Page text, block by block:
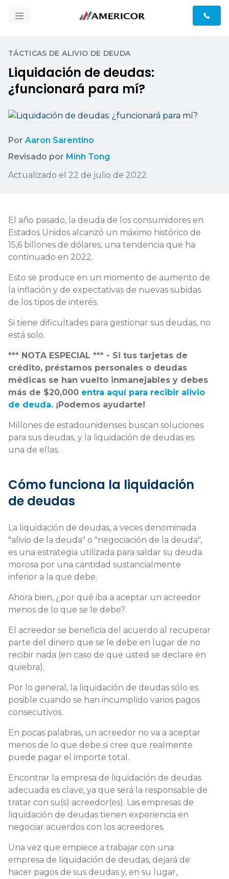
TÁCTICAS DE ALIVIO DE DEUDA
Liquidación de deudas:
¿funcionará para mí?
Por Aaron Sarentino
Revisado por Minh Tong
Actualizado el 22 de julio de 2022
El año pasado, la deuda de los consumidores en
Estados Unidos alcanzó un máximo histórico de
15,6 billones de dólares, una tendencia que ha
continuado en 2022.
Esto se produce en un momento de aumento de
la inflación y de expectativas de nuevas subidas
de los tipos de interés.
Si tiene dificultades para gestionar sus deudas, no
está solo.
*** NOTA ESPECIAL *** - Si tus tarjetas de
crédito, préstamos personales o deudas
médicas se han vuelto inmanejables y debes
más de $20,000 entra aquí para recibir alivio
de deuda. ¡Podemos ayudarte!
Millones de estadounidenses buscan soluciones
para sus deudas, y la liquidación de deudas es
una de ellas.
Cómo funciona la liquidación
de deudas
La liquidación de deudas, a veces denominada
"alivio de la deuda" o "negociación de la deuda",
es una estrategia utilizada para saldar su deuda
morosa por una cantidad sustancialmente
inferior a la que debe.
Ahora bien, ¿por qué iba a aceptar un acreedor
menos de lo que se le debe?
El acreedor se beneficia del acuerdo al recuperar
parte del dinero que se le debe en lugar de no
recibir nada (en caso de que usted se declare en
quiebra).
Por lo general, la liquidación de deudas sólo es
posible cuando se han incumplido varios pagos
consecutivos.
En pocas palabras, un acreedor no va a aceptar
menos de lo que debe si cree que realmente
puede pagar el importe total.
Encontrar la empresa de liquidación de deudas
adecuada es clave, ya que será la responsable de
tratar con su(s) acreedor(es). Las empresas de
liquidación de deudas tienen experiencia en
negociar acuerdos con los acreedores.
Una vez que empiece a trabajar con una
empresa de liquidación de deudas, dejará de
hacer pagos de sus deudas y, en su lugar,